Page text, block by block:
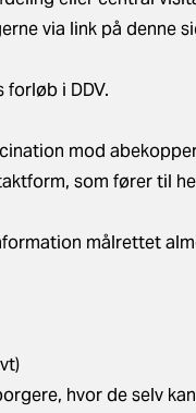
via link på denne
forløb i DDV.
mod
som fører til
målrettet
hvor de selv